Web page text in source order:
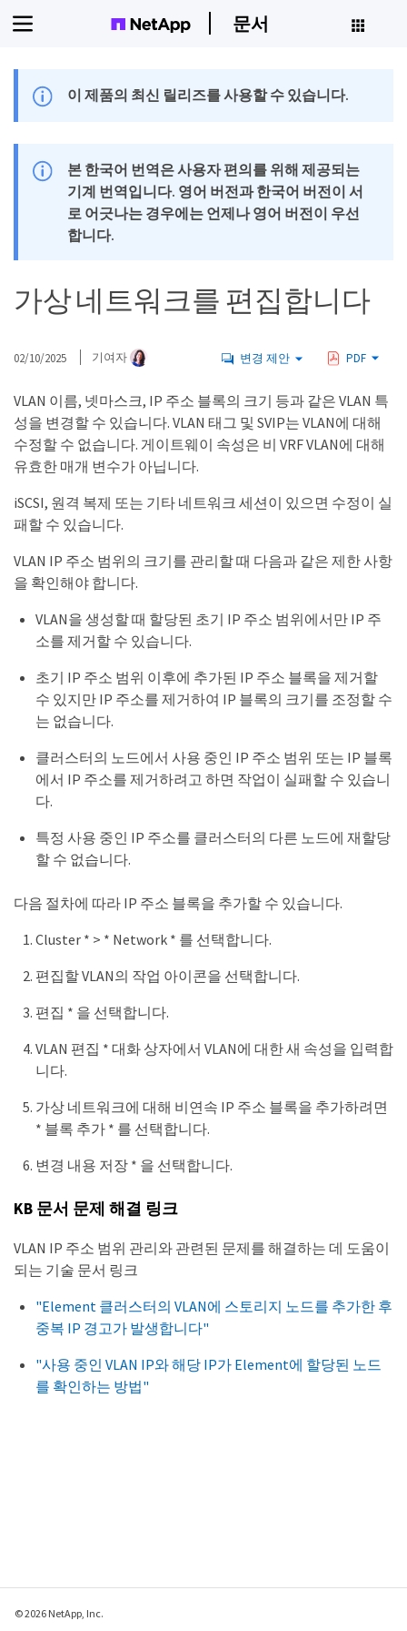
문서
이 제품의 최신 릴리즈를 사용할 수 있습니다.
본 한국어 번역은 사용자 편의를 위해 제공되는
기계 번역입니다. 영어 버전과 한국어 버전이 서
로 어긋나는 경우에는 언제나 영어 버전이 우선
합니다.
가상 네트워크를 편집합니다
02/10/2025 기여자 변경 제안 PDF
VLAN 이름, 넷마스크, IP 주소 블록의 크기 등과 같은 VLAN 특
성을 변경할 수 있습니다. VLAN 태그 및 SVIP는 VLAN에 대해
수정할 수 없습니다. 게이트웨이 속성은 비 VRF VLAN에 대해
유효한 매개 변수가 아닙니다.
iSCSI, 원격 복제 또는 기타 네트워크 세션이 있으면 수정이 실
패할 수 있습니다.
VLAN IP 주소 범위의 크기를 관리할 때 다음과 같은 제한 사항
을 확인해야 합니다.
VLAN을 생성할 때 할당된 초기 IP 주소 범위에서만 IP 주
소를 제거할 수 있습니다.
초기 IP 주소 범위 이후에 추가된 IP 주소 블록을 제거할
수 있지만 IP 주소를 제거하여 IP 블록의 크기를 조정할 수
는 없습니다.
클러스터의 노드에서 사용 중인 IP 주소 범위 또는 IP 블록
에서 IP 주소를 제거하려고 하면 작업이 실패할 수 있습니
다.
특정 사용 중인 IP 주소를 클러스터의 다른 노드에 재할당
할 수 없습니다.
다음 절차에 따라 IP 주소 블록을 추가할 수 있습니다.
Cluster * > * Network * 를 선택합니다.
편집할 VLAN의 작업 아이콘을 선택합니다.
편집 * 을 선택합니다.
VLAN 편집 * 대화 상자에서 VLAN에 대한 새 속성을 입력합
니다.
가상 네트워크에 대해 비연속 IP 주소 블록을 추가하려면
* 블록 추가 * 를 선택합니다.
변경 내용 저장 * 을 선택합니다.
KB 문서 문제 해결 링크
VLAN IP 주소 범위 관리와 관련된 문제를 해결하는 데 도움이
되는 기술 문서 링크
"Element 클러스터의 VLAN에 스토리지 노드를 추가한 후
중복 IP 경고가 발생합니다"
"사용 중인 VLAN IP와 해당 IP가 Element에 할당된 노드
를 확인하는 방법"
© 2026 NetApp, Inc.